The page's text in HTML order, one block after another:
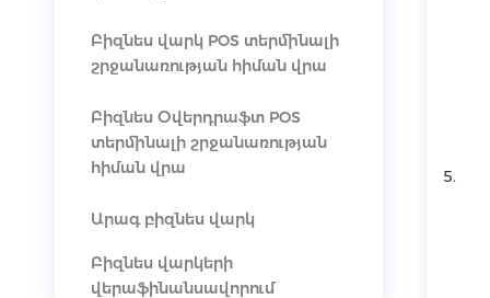
Բիզնես վարկ POS տերմինալի
շրջանառության հիման վրա
Բիզնես Օվերդրաֆտ POS
տերմինալի շրջանառության
հիման վրա
Արագ բիզնես վարկ
Բիզնես վարկերի
վերաֆինանսավորում
5.